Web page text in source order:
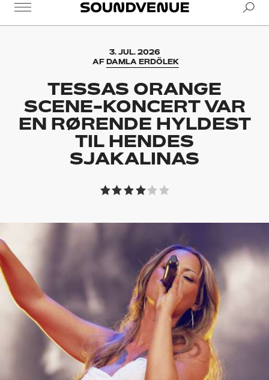
Soundvenue
3. JUL. 2026
AFDAMLA ERDÖLEK
TESSAS ORANGE
SCENE-KONCERT VAR
EN RØRENDE HYLDEST
TIL HENDES
SJAKALINAS